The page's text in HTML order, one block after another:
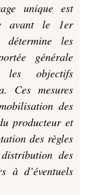
unique est
avant le 1er
les
générale
les objectifs
Ces mesures
des
producteur et
des règles
des
à d’éventuels